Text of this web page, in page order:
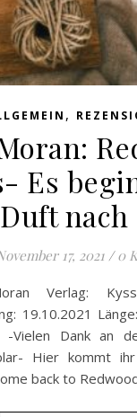
,
Es
nach
17, 2021 / 0
19.10.2021
Vielen Dank an
Hier kommt
back to